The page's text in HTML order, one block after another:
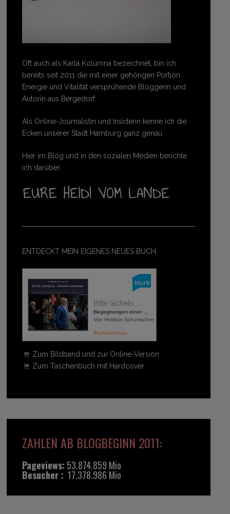
Oft auch als Karla Kolumna bezeichnet, bin ich
bereits seit 2011 die mit einer gehörigen Portion
Energie und Vitalität versprühende Bloggerin und
Autorin aus Bergedorf.
Als Online-Journalistin und Insiderin kenne ich die
Ecken unserer Stadt Hamburg ganz genau.
Hier im Blog und in den sozialen Medien berichte
ich darüber.
ENTDECKT MEIN EIGENES NEUES BUCH:
Bitte lächeln ...
Begegnungen einer ...
Von Heidrun Schumacher
Buchvorschau
Zum Bildband und zur Online-Version
Zum Taschenbuch mit Hardcover
ZAHLEN AB BLOGBEGINN 2011:
Pageviews: 53.874.859 Mio
Besucher : 17.378.986 Mio